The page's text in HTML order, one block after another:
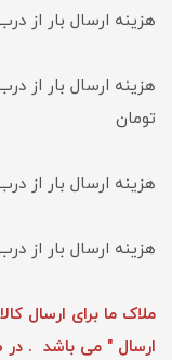
هزینه ارسال بار از درب
تومان
هزینه ارسال بار از درب
هزینه ارسال بار از درب
ملاک ما برای ارسال
ارسال " می باشد .